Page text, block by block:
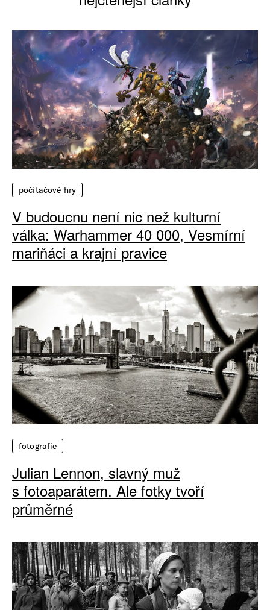
počítačové hry
V budoucnu není nic než kulturní
válka: Warhammer 40 000, Vesmírní
mariňáci a krajní pravice
fotografie
Julian Lennon, slavný muž
s fotoaparátem. Ale fotky tvoří
průměrné